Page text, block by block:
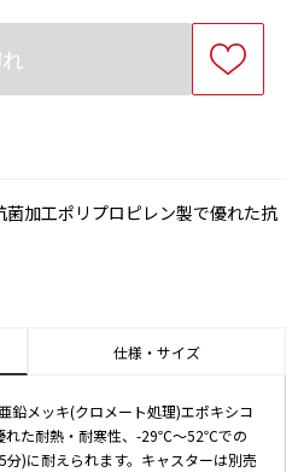
加工ポリプロピレン製で優れた抗
仕様・サイズ
鉛メッキ(クロメート処理)エポキシコ
れた耐熱・耐寒性、-29℃～52℃での
)に耐えられます。キャスターは別売